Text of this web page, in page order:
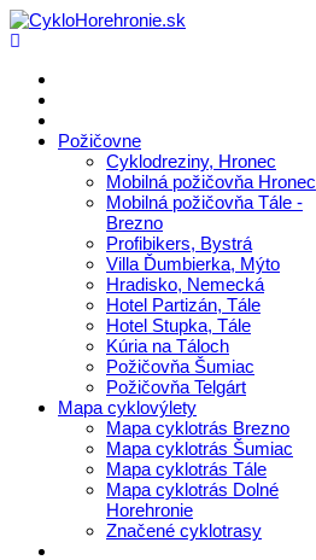
Požičovne
Cyklodreziny, Hronec
Mobilná požičovňa Hronec
Mobilná požičovňa Tále -
Brezno
Profibikers, Bystrá
Villa Ďumbierka, Mýto
Hradisko, Nemecká
Hotel Partizán, Tále
Hotel Stupka, Tále
Kúria na Táloch
Požičovňa Šumiac
Požičovňa Telgárt
Mapa cyklovýlety
Mapa cyklotrás Brezno
Mapa cyklotrás Šumiac
Mapa cyklotrás Tále
Mapa cyklotrás Dolné
Horehronie
Značené cyklotrasy